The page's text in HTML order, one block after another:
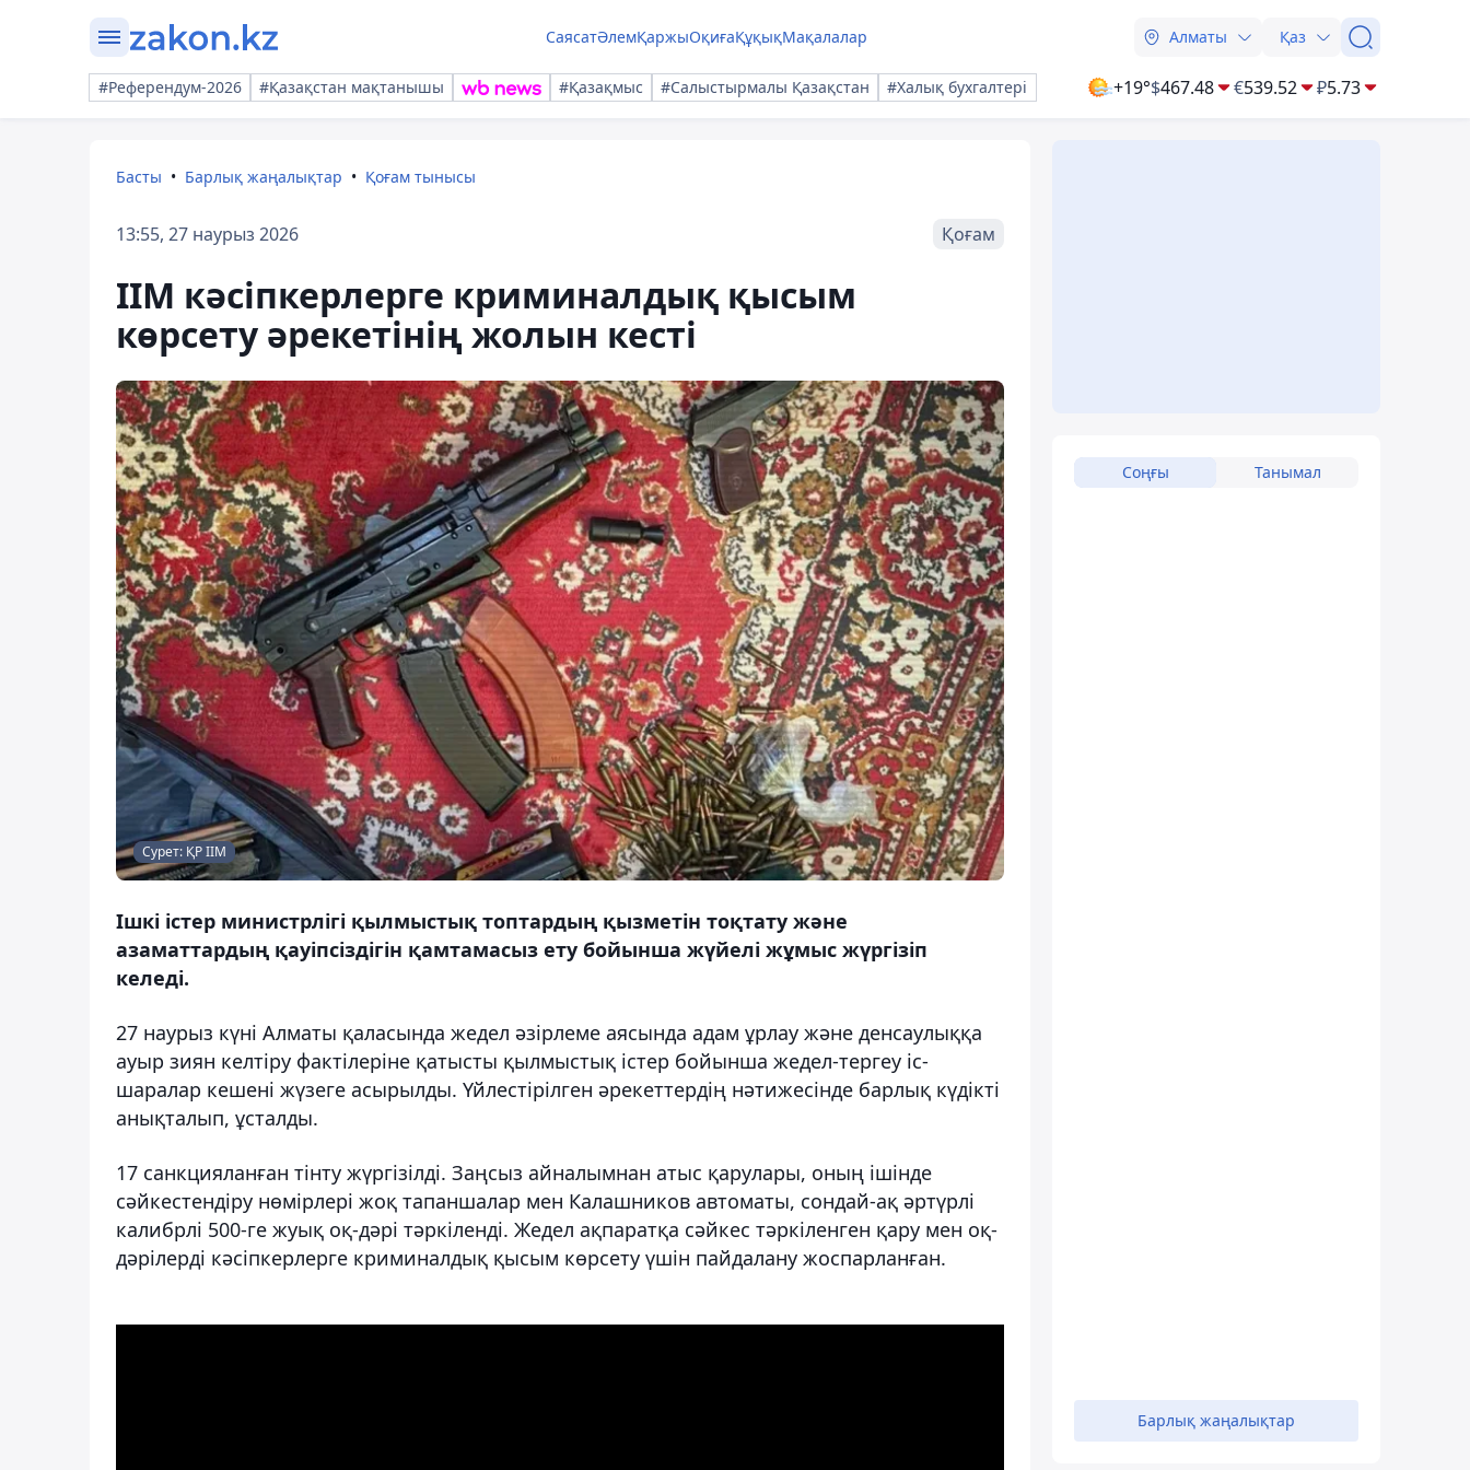
СаясатӘлемҚаржыОқиғаҚұқықМақалалар Алматы Қаз
#Референдум-2026 #Қазақстан мақтанышы #Қазақмыс #Салыстырмалы Қазақстан #Халық бухгалтері +19°$467.48 €539.52 ₽5.73
Басты Барлық жаңалықтар Қоғам тынысы
13:55, 27 наурыз 2026 Қоғам
ІІМ кәсіпкерлерге криминалдық қысым
көрсету әрекетінің жолын кесті
Сурет: ҚР ІІМ
Ішкі істер министрлігі қылмыстық топтардың қызметін тоқтату және
азаматтардың қауіпсіздігін қамтамасыз ету бойынша жүйелі жұмыс жүргізіп
келеді.
27 наурыз күні Алматы қаласында жедел әзірлеме аясында адам ұрлау және денсаулыққа
ауыр зиян келтіру фактілеріне қатысты қылмыстық істер бойынша жедел-тергеу іс-
шаралар кешені жүзеге асырылды. Үйлестірілген әрекеттердің нәтижесінде барлық күдікті
анықталып, ұсталды.
17 санкцияланған тінту жүргізілді. Заңсыз айналымнан атыс қарулары, оның ішінде
сәйкестендіру нөмірлері жоқ тапаншалар мен Калашников автоматы, сондай-ақ әртүрлі
калибрлі 500-ге жуық оқ-дәрі тәркіленді. Жедел ақпаратқа сәйкес тәркіленген қару мен оқ-
дәрілерді кәсіпкерлерге криминалдық қысым көрсету үшін пайдалану жоспарланған.
Соңғы Танымал
Барлық жаңалықтар